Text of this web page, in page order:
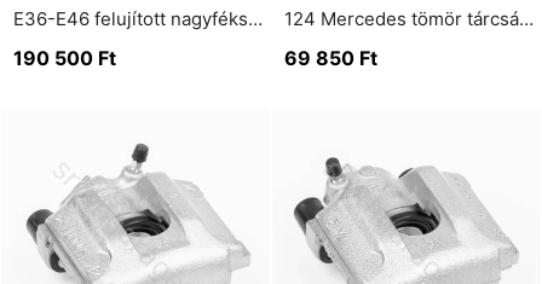
E36-E46 felujított nagyfékszett kiscsapágyas lengőkarra Elől 325 mm Hátul 294mm
190 500 Ft
124 Mercedes tömör tárcsás hátsó nyereg pár
69 850 Ft